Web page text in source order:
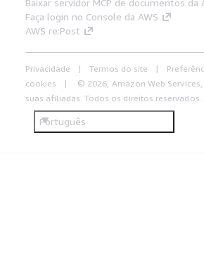
Faça login no Console da AWS
AWS re:Post
Privacidade Termos do site
cookies
© 2026, Amazon Web Services,
suas afiliadas. Todos os direitos reservados.
Português